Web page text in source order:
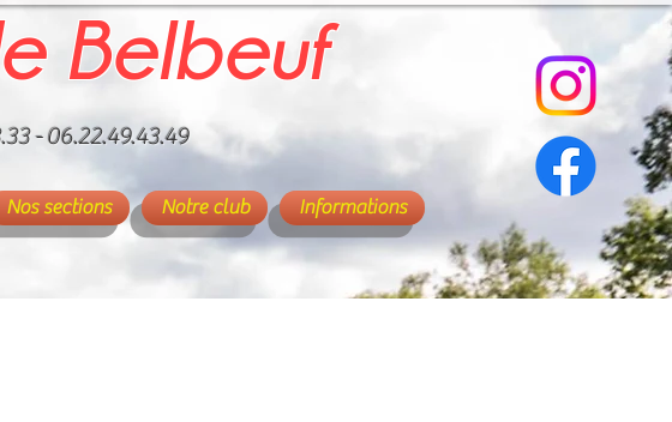
Belbeuf
- 06.22.49.43.49
Nos sections Notre club Informations